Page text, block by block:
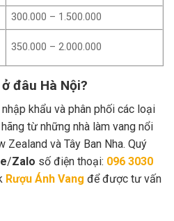
300.000 – 1.500.000
350.000 – 2.000.000
đâu Hà Nội?
khẩu và phân phối các loại
từ những nhà làm vang nổi
Zealand và Tây Ban Nha. Quý
/Zalo số điện thoại: 096 3030
Rượu Ánh Vang để được tư vấn